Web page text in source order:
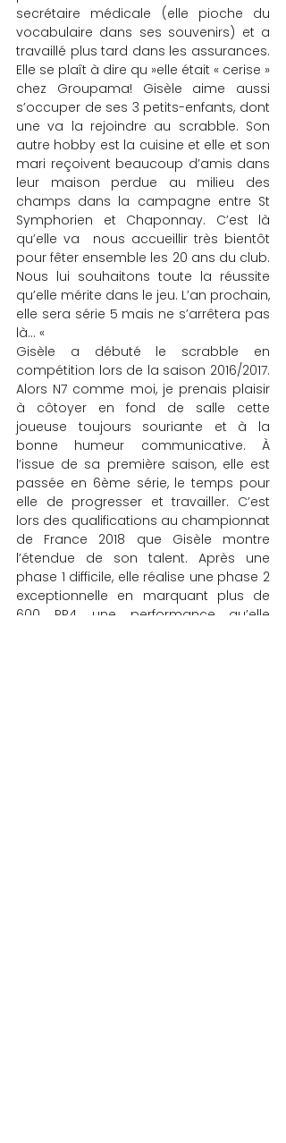
secrétaire médicale (elle pioche du
vocabulaire dans ses souvenirs) et a
travaillé plus tard dans les assurances.
Elle se plaît à dire qu »elle était « cerise »
chez Groupama! Gisèle aime aussi
s’occuper de ses 3 petits-enfants, dont
une va la rejoindre au scrabble. Son
autre hobby est la cuisine et elle et son
mari reçoivent beaucoup d’amis dans
leur maison perdue au milieu des
champs dans la campagne entre St
Symphorien et Chaponnay. C’est là
qu’elle va  nous accueillir très bientôt
pour fêter ensemble les 20 ans du club.
Nous lui souhaitons toute la réussite
qu’elle mérite dans le jeu. L’an prochain,
elle sera série 5 mais ne s’arrêtera pas
là… «
Gisèle a débuté le scrabble en
compétition lors de la saison 2016/2017.
Alors N7 comme moi, je prenais plaisir
à côtoyer en fond de salle cette
joueuse toujours souriante et à la
bonne humeur communicative. À
l’issue de sa première saison, elle est
passée en 6ème série, le temps pour
elle de progresser et travailler. C’est
lors des qualifications au championnat
de France 2018 que Gisèle montre
l’étendue de son talent. Après une
phase 1 difficile, elle réalise une phase 2
exceptionnelle en marquant plus de
600 PP4, une performance qu’elle